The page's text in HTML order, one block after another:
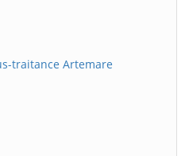
traitance Artemare